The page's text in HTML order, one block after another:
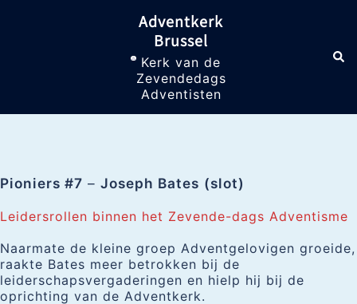
Adventkerk
Brussel
Kerk van de
Zevendedags
Adventisten
Pioniers #7 – Joseph Bates (slot)
Leidersrollen binnen het Zevende-dags Adventisme
Naarmate de kleine groep Adventgelovigen groeide,
raakte Bates meer betrokken bij de
leiderschapsvergaderingen en hielp hij bij de
oprichting van de Adventkerk.